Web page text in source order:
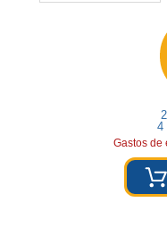
4
Gastos de